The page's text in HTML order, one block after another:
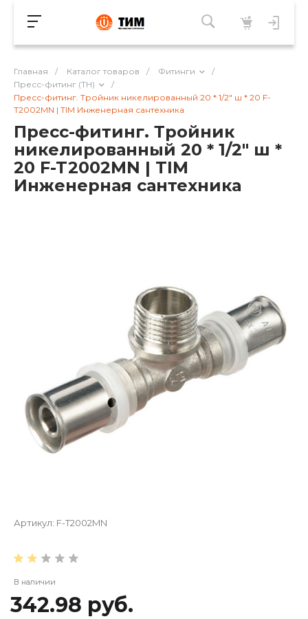
Главная / Каталог товаров / Фитинги
/
Пресс-фитинг (TH)
/
Пресс-фитинг. Тройник никелированный 20 * 1/2" ш * 20 F-
T2002MN | TIM Инженерная сантехника
Пресс-фитинг. Тройник
никелированный 20 * 1/2" ш *
20 F-T2002MN | TIM
Инженерная сантехника
Артикул: F-T2002MN
В наличии
342.98 руб.